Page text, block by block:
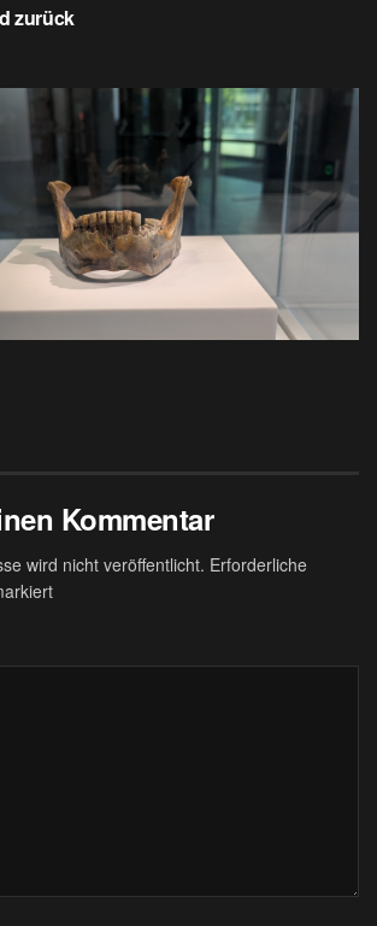
zurück
Kommentar
wird nicht veröffentlicht. Erforderliche